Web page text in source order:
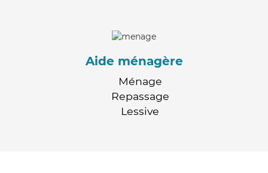
Aide ménagère
Ménage
Repassage
Lessive